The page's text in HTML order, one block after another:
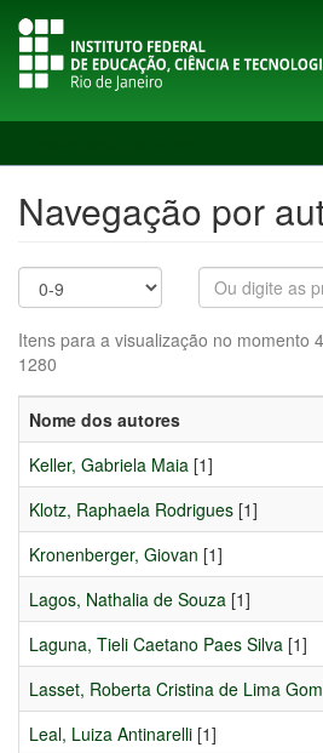
Navegação por
Itens para a visualização no momento
1280
Nome dos autores
Keller, Gabriela Maia [1]
Klotz, Raphaela Rodrigues [1]
Kronenberger, Giovan [1]
Lagos, Nathalia de Souza [1]
Laguna, Tieli Caetano Paes Silva [1]
Lasset, Roberta Cristina de Lima
Leal, Luiza Antinarelli [1]